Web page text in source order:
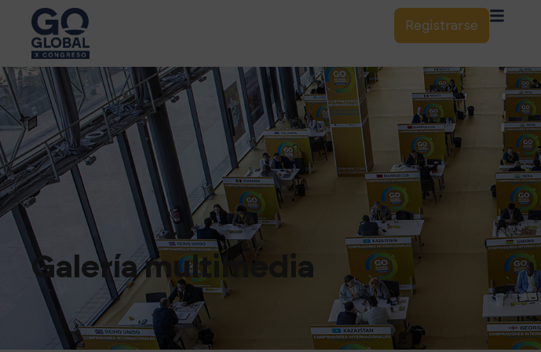
Registrarse
Galería multimedia